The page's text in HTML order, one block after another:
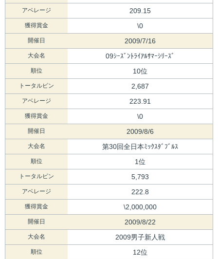
アベレージ 209.15
獲得賞金 \0
開催日 2009/7/16
大会名 09ｼｰｽﾞﾝﾄﾗｲｱﾙｻﾏｰｼﾘｰｽﾞ
順位 10位
トータルピン 2,687
アベレージ 223.91
獲得賞金 \0
開催日 2009/8/6
大会名 第30回全日本ﾐｯｸｽﾀﾞﾌﾞﾙｽ
順位 1位
トータルピン 5,793
アベレージ 222.8
獲得賞金 \2,000,000
開催日 2009/8/22
大会名 2009男子新人戦
順位 12位